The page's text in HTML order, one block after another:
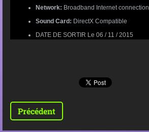
Network: Broadband Internet connection
Sound Card: DirectX Compatible
DATE DE SORTIR Le 06 / 11 / 2015
Précédent